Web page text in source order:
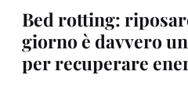
Bed rotting:
giorno è davvero
per recuperare